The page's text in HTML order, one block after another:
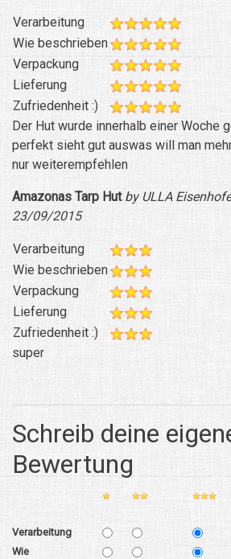
Verarbeitung
Wie beschrieben
Verpackung
Lieferung
Zufriedenheit :)
Der Hut wurde innerhalb einer Woche
perfekt sieht gut auswas will man
nur weiterempfehlen
Amazonas Tarp Hutby ULLA
23/09/2015
Verarbeitung
Wie beschrieben
Verpackung
Lieferung
Zufriedenheit :)
super
Schreib deine
Bewertung
Verarbeitung
Wie